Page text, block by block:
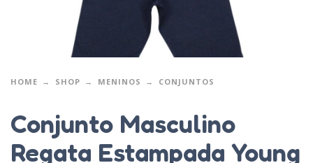
HOME SHOP MENINOS CONJUNTOS
Conjunto Masculino
Regata Estampada Young